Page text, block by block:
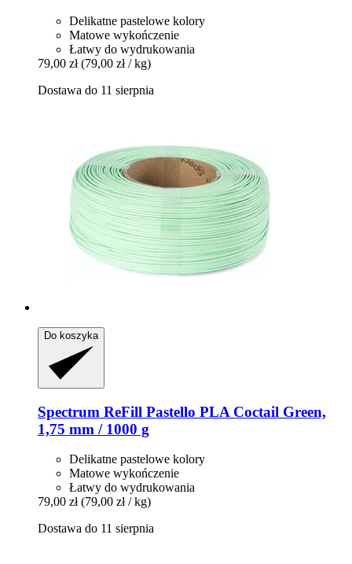
Delikatne pastelowe kolory
Matowe wykończenie
Łatwy do wydrukowania
79,00 zł (79,00 zł / kg)
Dostawa do 11 sierpnia
Do koszyka
Spectrum ReFill Pastello PLA Coctail Green,
1,75 mm / 1000 g
Delikatne pastelowe kolory
Matowe wykończenie
Łatwy do wydrukowania
79,00 zł (79,00 zł / kg)
Dostawa do 11 sierpnia